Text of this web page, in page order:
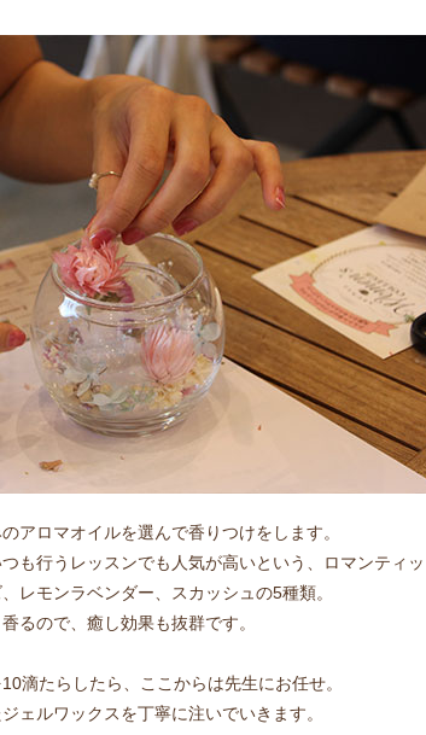
アロマオイルを選んで香りつけをします。
も行うレッスンでも人気が高いという、ロマンティッ
レモンラベンダー、スカッシュの5種類。
るので、癒し効果も抜群です。
滴たらしたら、ここからは先生にお任せ。
ェルワックスを丁寧に注いでいきます。